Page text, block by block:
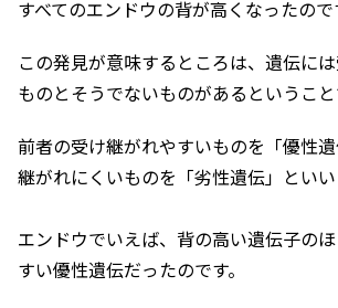
すべてのエンドウの背が高くなったので
この発見が意味するところは、遺伝に
ものとそうでないものがあるということ
前者の受け継がれやすいものを「優性
継がれにくいものを「劣性遺伝」といい
エンドウでいえば、背の高い遺伝子の
すい優性遺伝だったのです。